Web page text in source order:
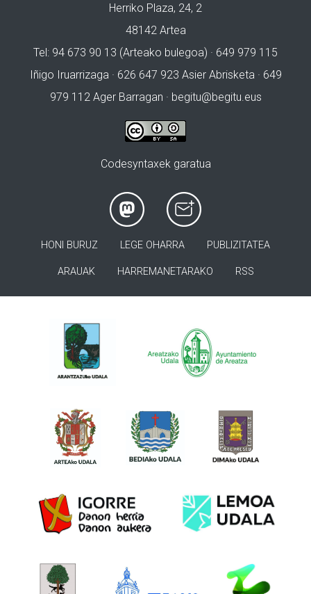
Herriko Plaza, 24, 2
48142 Artea
Tel: 94 673 90 13 (Arteako bulegoa) · 649 979 115
Iñigo Iruarrizaga · 626 647 923 Asier Abrisketa · 649
979 112 Ager Barragan · begitu@begitu.eus
Codesyntaxek garatua
HONI BURUZ LEGE OHARRA PUBLIZITATEA
ARAUAK HARREMANETARAKO RSS